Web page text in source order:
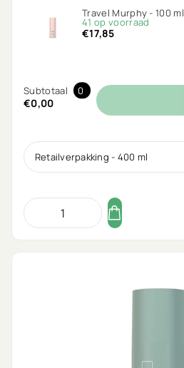
Travel Murphy - 100 ml
41 op voorraad
€17,85
Subtotaal 0
€0,00